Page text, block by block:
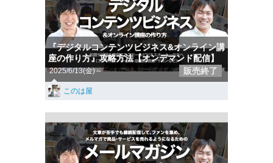
『デジタルコンテンツビジネス&オンライン講
座の作り方』攻略方法【オンデマンド配信】
2025/6/13(金)～ 販売終了
このは屋